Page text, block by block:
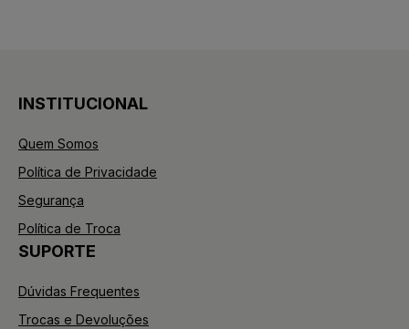
INSTITUCIONAL
Quem Somos
Política de Privacidade
Segurança
Política de Troca
SUPORTE
Dúvidas Frequentes
Trocas e Devoluções